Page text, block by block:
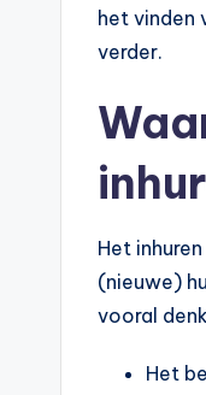
het vinden
verder.
Het
(nieuwe)
vooral
Het